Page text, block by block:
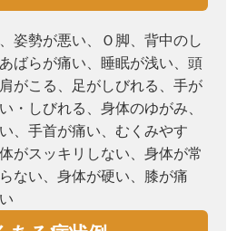
姿勢が悪い、Ｏ脚、背中のし
ばらが痛い、睡眠が浅い、頭
がこる、⾜がしびれる、手が
・しびれる、⾝体のゆがみ、
、手首が痛い、むくみやす
がスッキリしない、⾝体が常
ない、⾝体が硬い、膝が痛